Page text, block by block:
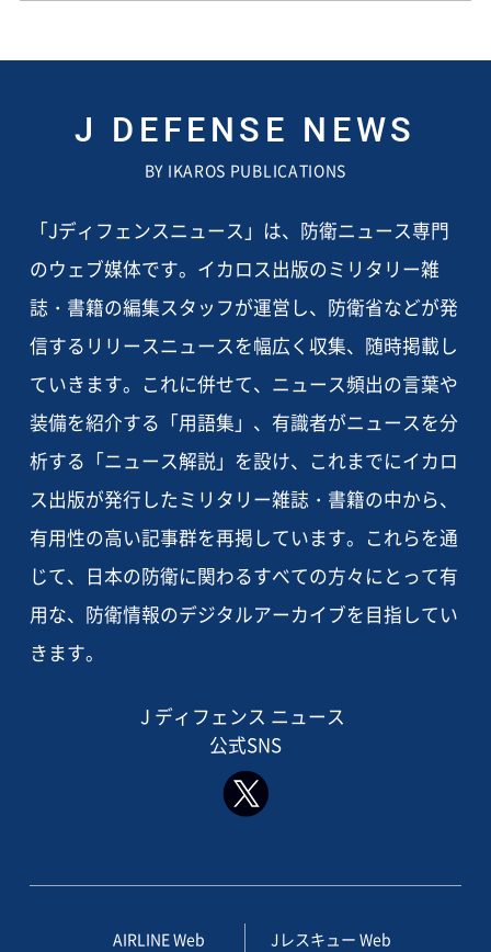
J DEFENSE NEWS
BY IKAROS PUBLICATIONS
「Jディフェンスニュース」は、防衛ニュース専門
のウェブ媒体です。イカロス出版のミリタリー雑
誌・書籍の編集スタッフが運営し、防衛省などが発
信するリリースニュースを幅広く収集、随時掲載し
ていきます。これに併せて、ニュース頻出の言葉や
装備を紹介する「用語集」、有識者がニュースを分
析する「ニュース解説」を設け、これまでにイカロ
ス出版が発行したミリタリー雑誌・書籍の中から、
有用性の高い記事群を再掲しています。これらを通
じて、日本の防衛に関わるすべての方々にとって有
用な、防衛情報のデジタルアーカイブを目指してい
きます。
J ディフェンス ニュース
公式SNS
AIRLINE Web Jレスキュー Web